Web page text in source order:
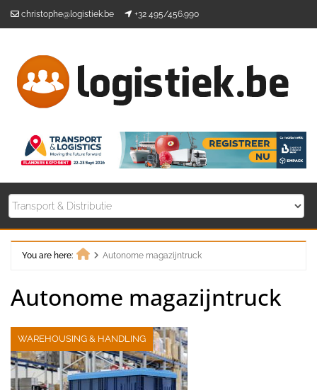
christophe@logistiek.be +32 495/456.990
You are here:
Autonome magazijntruck
Autonome magazijntruck
WAREHOUSING & HANDLING